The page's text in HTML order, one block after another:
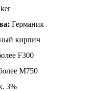
Германия
кирпич
F300
М750
3%